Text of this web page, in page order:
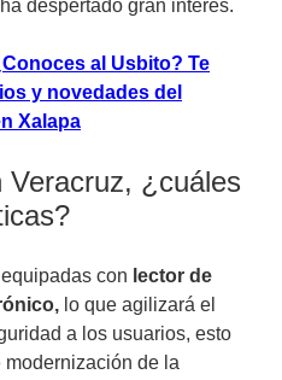
despertado gran interés.
al Usbito? Te
y novedades del
Xalapa
¿cuáles
con lector de
lo que agilizará el
a los usuarios, esto
de la